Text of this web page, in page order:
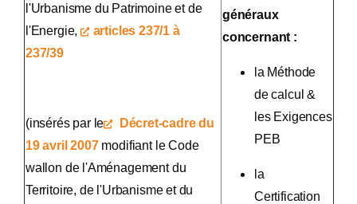
l'Urbanisme du Patrimoine et de
l'Energie,
articles 237/1 à
237/39
(insérés par le
Décret-cadre du
19 avril 2007modifiant le Code
wallon de l'Aménagement du
Territoire, de l'Urbanisme et du
généraux
concernant :
la Méthode
de calcul &
les Exigences
PEB
la
Certification